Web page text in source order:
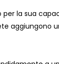
la sua
aggiungono